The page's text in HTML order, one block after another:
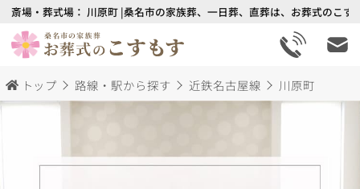
斎場・葬式場： 川原町 |桑名市の家族葬、一日葬、直葬は、お葬式のこす
トップ 路線・駅から探す 近鉄名古屋線 川原町